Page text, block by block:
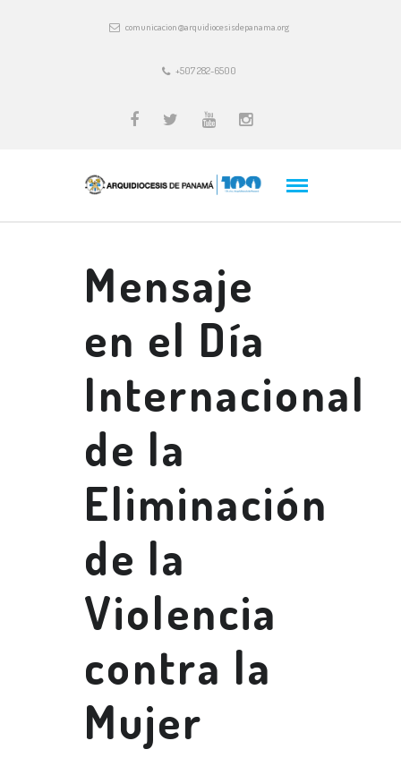
comunicacion@arquidiocesisdepanama.org
+507 282-6500
Mensaje
en el Día
Internacional
de la
Eliminación
de la
Violencia
contra la
Mujer